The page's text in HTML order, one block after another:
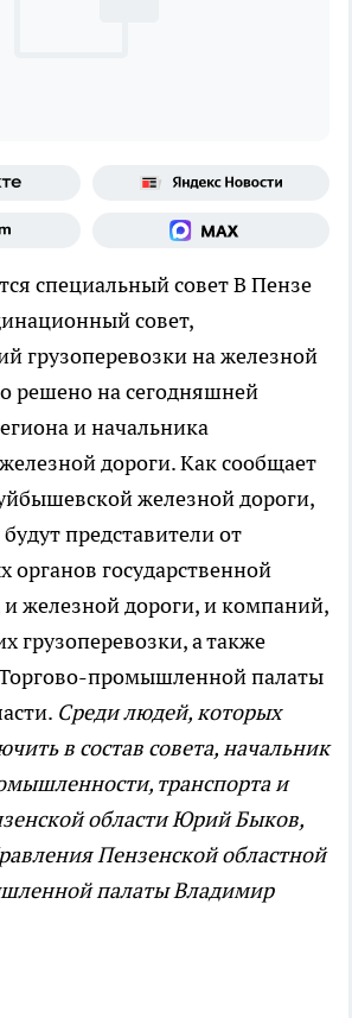
специальный советВ Пензе
совет,
грузоперевозки на железной
решено на сегодняшней
и начальника
дороги. Как сообщает
железной дороги,
представители от
органов государственной
и железной дороги, и компаний,
грузоперевозки, а также
промышленной палаты
Среди людей, которых
в состав совета, начальник
транспорта и
области Юрий Быков,
Пензенской областной
палаты Владимир